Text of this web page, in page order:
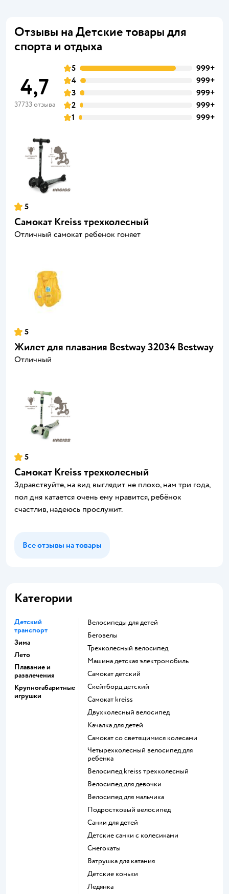
Отзывы на Детские товары для
спорта и отдыха
4,7
37733 отзыва
5
999+
4
999+
3
999+
2
999+
1
999+
5
Самокат Kreiss трехколесный
Отличный самокат ребенок гоняет
5
Жилет для плавания Bestway 32034 Bestway
Отличный
5
Самокат Kreiss трехколесный
Здравствуйте, на вид выглядит не плохо, нам три года,
пол дня катается очень ему нравится, ребёнок
счастлив, надеюсь прослужит.
Все отзывы на товары
Категории
Детский
транспорт
Зима
Лето
Плавание и
развлечения
Крупногабаритные
игрушки
Велосипеды для детей
Беговелы
Трехколесный велосипед
Машина детская электромобиль
Самокат детский
Скейтборд детский
Самокат kreiss
Двухколесный велосипед
Качалка для детей
Самокат со светящимися колесами
Четырехколесный велосипед для
ребенка
Велосипед kreiss трехколесный
Велосипед для девочки
Велосипед для мальчика
Подростковый велосипед
Санки для детей
Детские санки с колесиками
Снегокаты
Ватрушка для катания
Детские коньки
Ледянка